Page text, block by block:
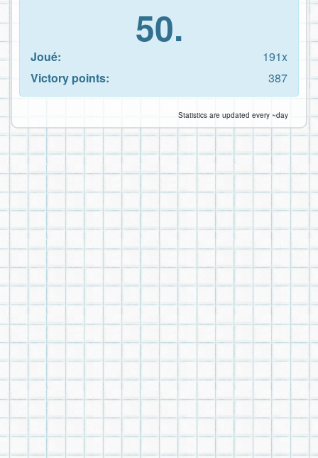
50.
Joué:
191x
Victory points:
387
Statistics are updated every ~day